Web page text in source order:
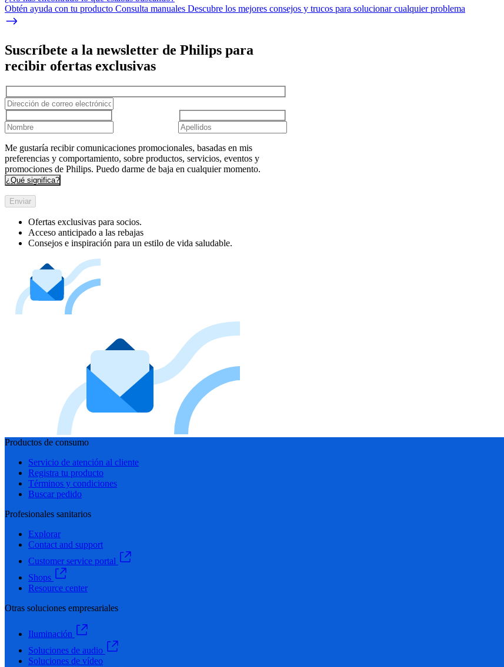
Obtén ayuda con tu producto Consulta manuales Descubre los mejores consejos y trucos para solucionar cualquier problema
Suscríbete a la newsletter de Philips para
recibir ofertas exclusivas
Me gustaría recibir comunicaciones promocionales, basadas en mis
preferencias y comportamiento, sobre productos, servicios, eventos y
promociones de Philips. Puedo darme de baja en cualquier momento.
¿Qué significa?
Enviar
Ofertas exclusivas para socios.
Acceso anticipado a las rebajas
Consejos e inspiración para un estilo de vida saludable.
Productos de consumo
Servicio de atención al cliente
Registra tu producto
Términos y condiciones
Buscar pedido
Profesionales sanitarios
Explorar
Contact and support
Customer service portal
Shops
Resource center
Otras soluciones empresariales
Iluminación
Soluciones de audio
Soluciones de vídeo